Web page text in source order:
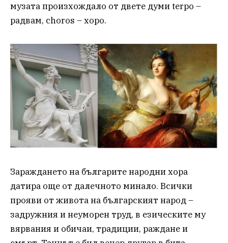
музата произхождало от двете думи terpo –
радвам, choros – хоро.
Зараждането на българите народни хора
датира още от далечното минало. Всички
прояви от живота на българският народ –
задружния и неуморен труд, в езическите му
вярвания и обичаи, традиции, раждане и